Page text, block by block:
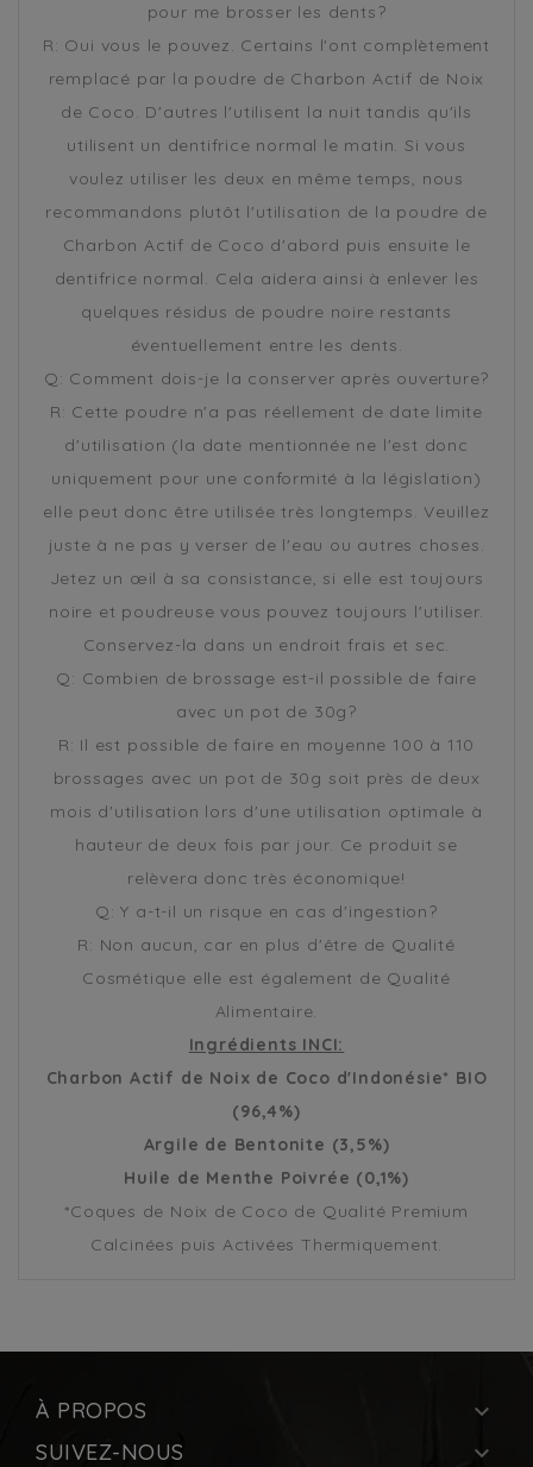
pour me brosser les dents?
R: Oui vous le pouvez. Certains l'ont complètement
remplacé par la poudre de Charbon Actif de Noix
de Coco. D'autres l'utilisent la nuit tandis qu'ils
utilisent un dentifrice normal le matin. Si vous
voulez utiliser les deux en même temps, nous
recommandons plutôt l'utilisation de la poudre de
Charbon Actif de Coco d'abord puis ensuite le
dentifrice normal. Cela aidera ainsi à enlever les
quelques résidus de poudre noire restants
éventuellement entre les dents.
Q: Comment dois-je la conserver après ouverture?
R: Cette poudre n'a pas réellement de date limite
d'utilisation (la date mentionnée ne l'est donc
uniquement pour une conformité à la législation)
elle peut donc être utilisée très longtemps. Veuillez
juste à ne pas y verser de l'eau ou autres choses.
Jetez un œil à sa consistance, si elle est toujours
noire et poudreuse vous pouvez toujours l'utiliser.
Conservez-la dans un endroit frais et sec.
Q: Combien de brossage est-il possible de faire
avec un pot de 30g?
R: Il est possible de faire en moyenne 100 à 110
brossages avec un pot de 30g soit près de deux
mois d'utilisation lors d'une utilisation optimale à
hauteur de deux fois par jour. Ce produit se
relèvera donc très économique!
Q: Y a-t-il un risque en cas d'ingestion?
R: Non aucun, car en plus d'être de Qualité
Cosmétique elle est également de Qualité
Alimentaire.
Ingrédients INCI:
Charbon Actif de Noix de Coco d'Indonésie* BIO
(96,4%)
Argile de Bentonite (3,5%)
Huile de Menthe Poivrée (0,1%)
*Coques de Noix de Coco de Qualité Premium
Calcinées puis Activées Thermiquement.
À PROPOS 
SUIVEZ-NOUS 